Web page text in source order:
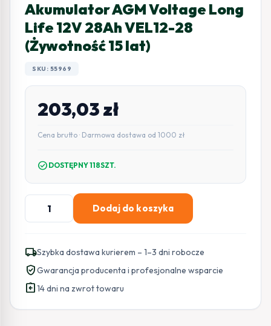
Akumulator AGM Voltage Long
Life 12V 28Ah VEL12-28
(Żywotność 15 lat)
SKU: 55969
203,03zł
Cena brutto · Darmowa dostawa od 1000 zł
check_circle DOSTĘPNY 118SZT.
ilość
Akumulator
Long
Life
12V
Dodaj do koszyka
local_shippingSzybka dostawa kurierem – 1–3 dni robocze
verified_userGwarancja producenta i profesjonalne wsparcie
assignment_return14 dni na zwrot towaru